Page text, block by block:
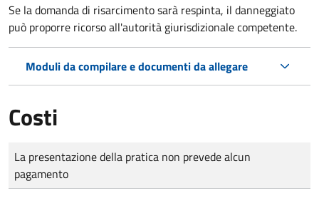
Se la domanda di risarcimento sarà respinta, il danneggiato
può proporre ricorso all'autorità giurisdizionale competente.
Moduli da compilare e documenti da allegare
Costi
Tipo di pagamento
Importo
La presentazione della pratica non prevede alcun
pagamento